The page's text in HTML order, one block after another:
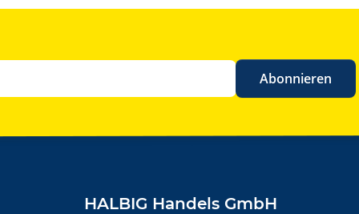
Abonnieren
HALBIG Handels GmbH